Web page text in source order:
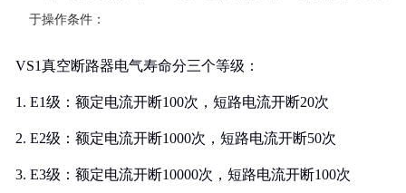
于操作条件：
VS1真空断路器电气寿命分三个等级：
1. E1级：额定电流开断100次，短路电流开断20次
2. E2级：额定电流开断1000次，短路电流开断50次
3. E3级：额定电流开断10000次，短路电流开断100次